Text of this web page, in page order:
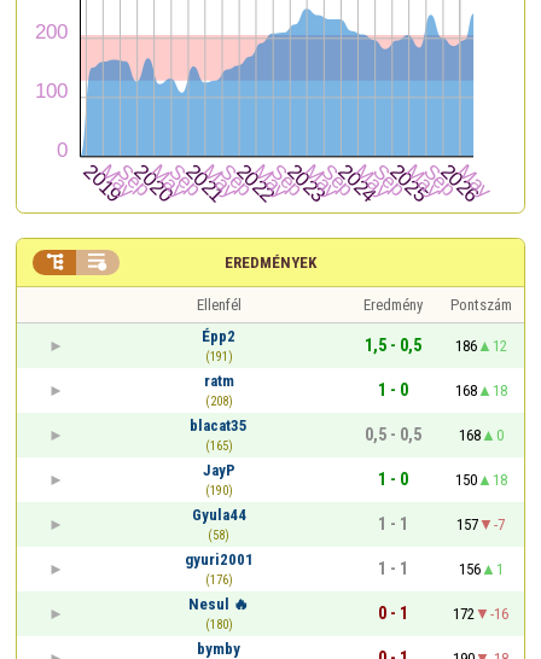
EREDMÉNYEK
 
Ellenfél Eredmény
Pontszám
Épp2
(191)
1,5 - 0,5 186
12
ratm
(208)
1 - 0 168
18
blacat35
(165)
0,5 - 0,5 168
0
JayP
(190)
1 - 0 150
18
Gyula44
(58)
1 - 1 157
-7
gyuri2001
(176)
1 - 1 156
1
Nesul 🔥
(180)
0 - 1 172
-16
bymby